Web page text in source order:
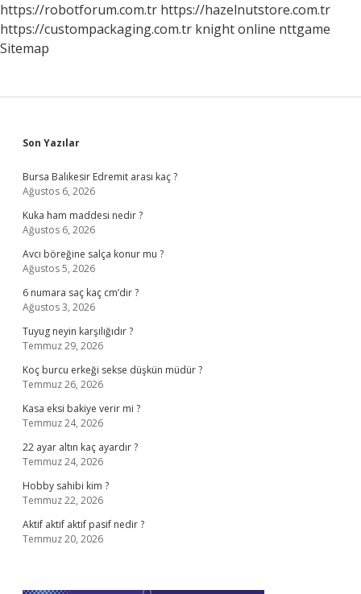
https://robotforum.com.tr https://hazelnutstore.com.tr
https://custompackaging.com.tr knight online nttgame
Sitemap
Sidebar
Son Yazılar
Bursa Balıkesir Edremit arası kaç ?
Ağustos 6, 2026
Kuka ham maddesi nedir ?
Ağustos 6, 2026
Avcı böreğine salça konur mu ?
Ağustos 5, 2026
6 numara saç kaç cm’dir ?
Ağustos 3, 2026
Tuyug neyin karşılığıdır ?
Temmuz 29, 2026
Koç burcu erkeği sekse düşkün müdür ?
Temmuz 26, 2026
Kasa eksi bakiye verir mi ?
Temmuz 24, 2026
22 ayar altın kaç ayardır ?
Temmuz 24, 2026
Hobby sahibi kim ?
Temmuz 22, 2026
Aktif aktif aktif pasif nedir ?
Temmuz 20, 2026